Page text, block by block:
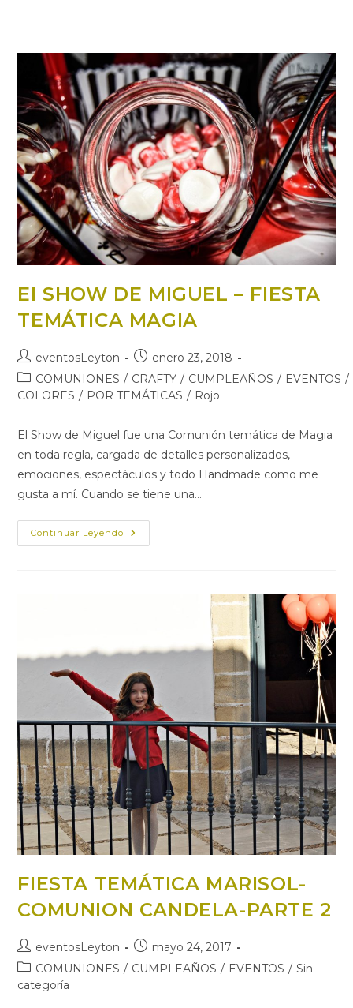
El SHOW DE MIGUEL – FIESTA
TEMÁTICA MAGIA
Autor
de
la
eventosLeyton
Publicación
de
la
enero 23, 2018
Categoría
de
entrada:
COMUNIONES / CRAFTY / CUMPLEAÑOS / EVENTOS /
COLORES / POR TEMÁTICAS / Rojo
El Show de Miguel fue una Comunión temática de Magia
en toda regla, cargada de detalles personalizados,
emociones, espectáculos y todo Handmade como me
gusta a mí. Cuando se tiene una…
Continuar Leyendo El
SHOW
FIESTA TEMÁTICA MARISOL-
COMUNION CANDELA-PARTE 2
Autor
de
entrada:
eventosLeyton
Publicación
de
mayo 24, 2017
Categoría
de
COMUNIONES / CUMPLEAÑOS / EVENTOS / Sin
categoría